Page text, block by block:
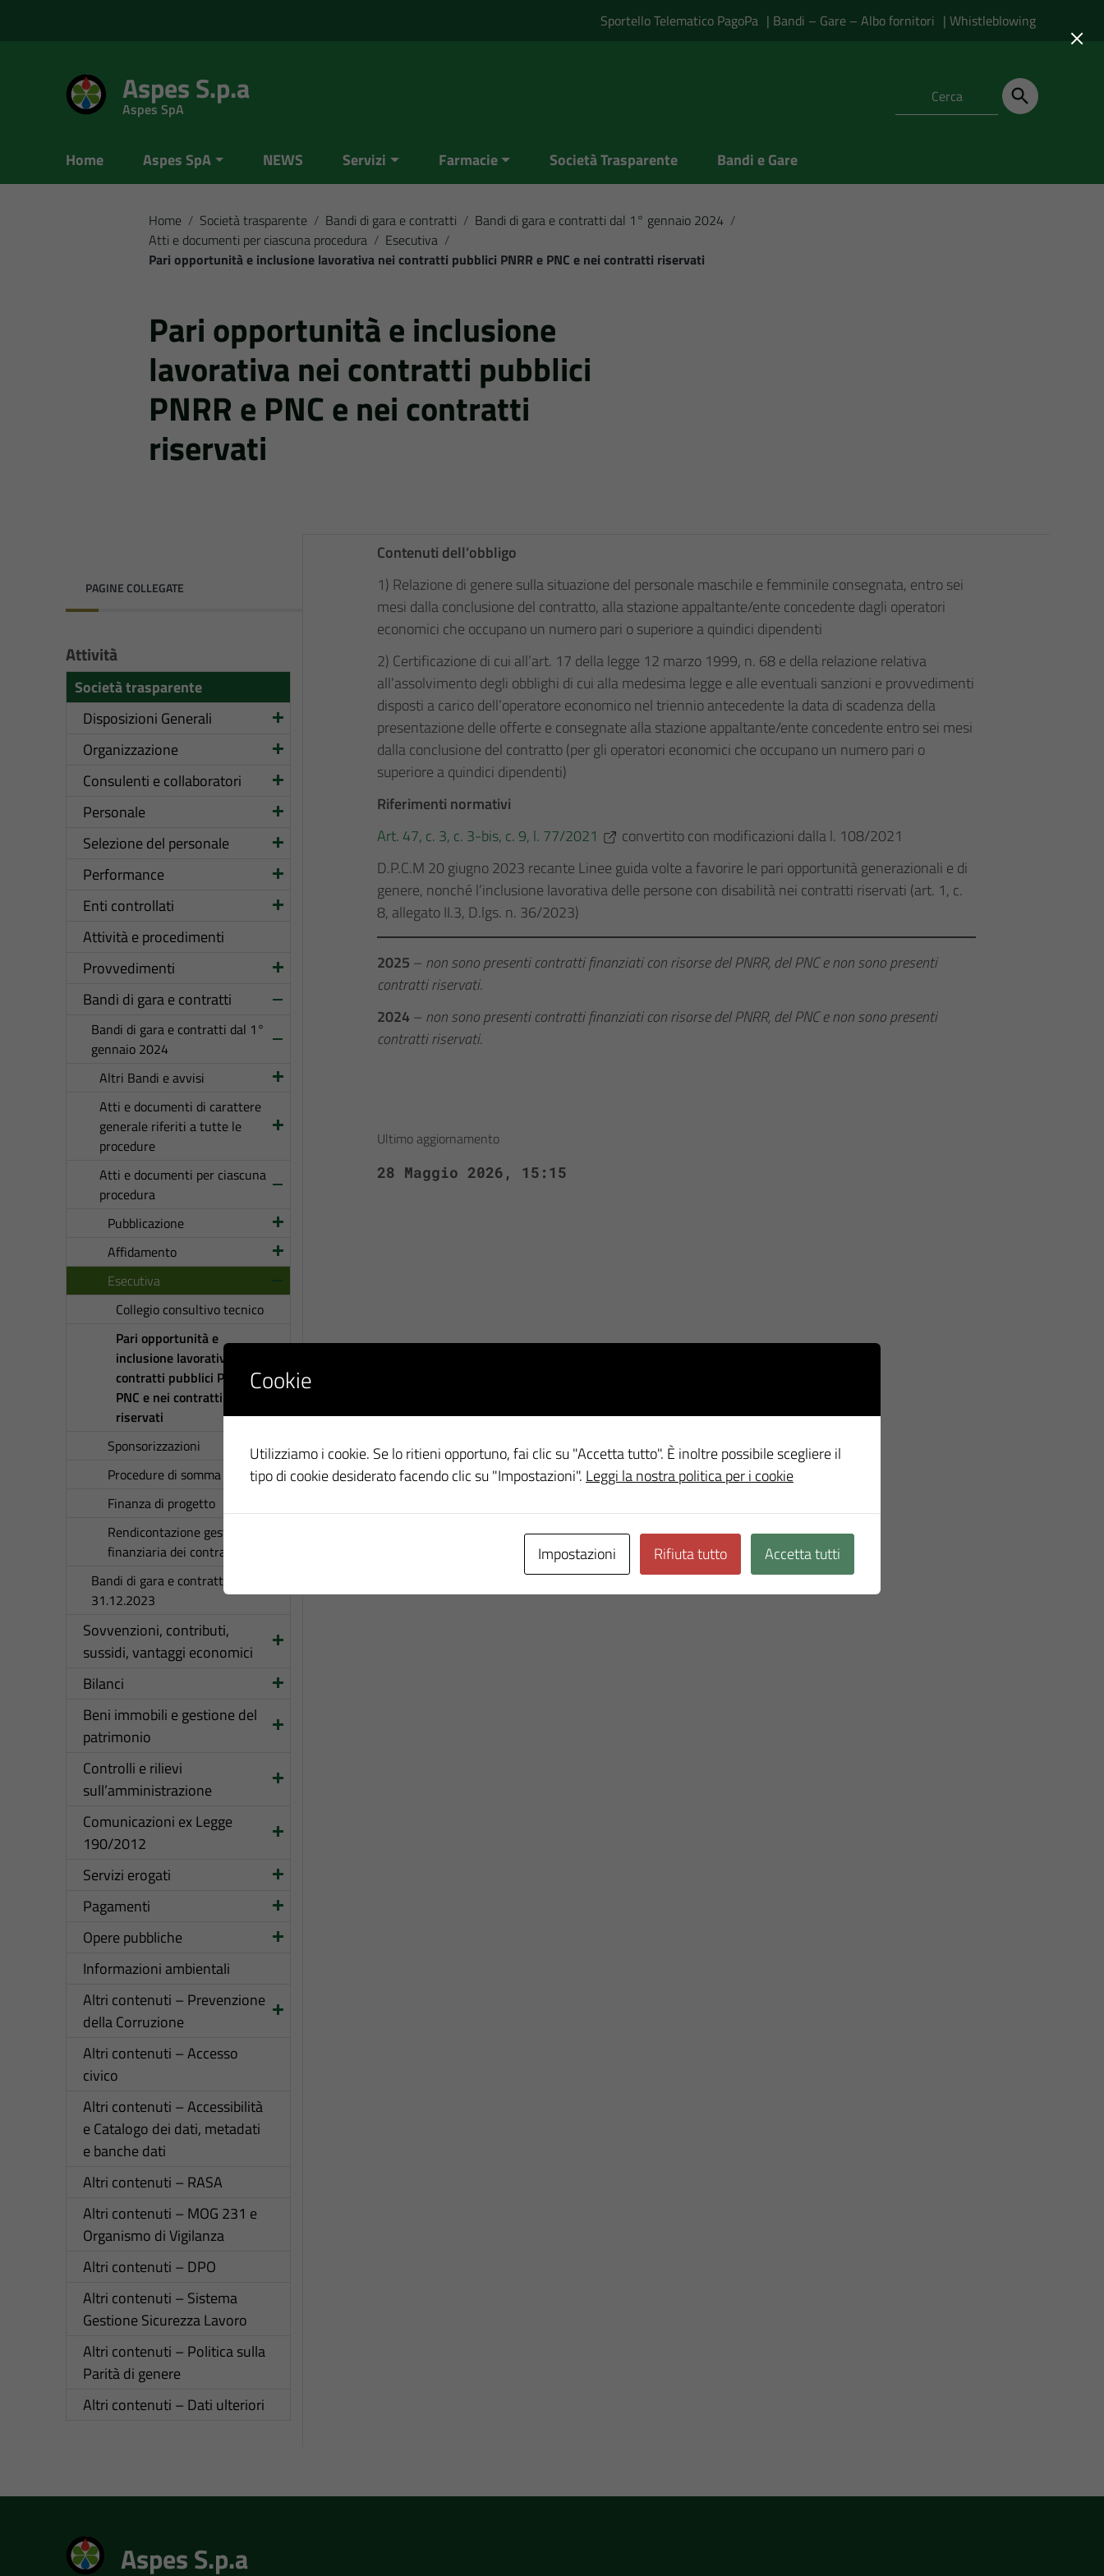
Sportello Telematico PagoPa | Bandi – Gare – Albo fornitori | Whistleblowing
Aspes S.p.a
Aspes SpA
Home Aspes SpA NEWS Servizi Farmacie Società Trasparente Bandi e Gare
Home / Società trasparente / Bandi di gara e contratti / Bandi di gara e contratti dal 1° gennaio 2024 /
Atti e documenti per ciascuna procedura / Esecutiva /
Pari opportunità e inclusione lavorativa nei contratti pubblici PNRR e PNC e nei contratti riservati
Pari opportunità e inclusione
lavorativa nei contratti pubblici
PNRR e PNC e nei contratti
riservati
PAGINE COLLEGATE
Attività
Società trasparente
Disposizioni Generali
Organizzazione
Consulenti e collaboratori
Personale
Selezione del personale
Performance
Enti controllati
Attività e procedimenti
Provvedimenti
Bandi di gara e contratti
Bandi di gara e contratti dal 1°
gennaio 2024
Altri Bandi e avvisi
Atti e documenti di carattere
generale riferiti a tutte le
procedure
Atti e documenti per ciascuna
procedura
Pubblicazione
Affidamento
Esecutiva
Collegio consultivo tecnico
Pari opportunità e
inclusione lavorativa nei
contratti pubblici PNRR e
PNC e nei contratti
riservati
Sponsorizzazioni
Procedure di somma urgenza
Finanza di progetto
Rendicontazione gestione
finanziaria dei contratti
Bandi di gara e contratti fino al
31.12.2023
Sovvenzioni, contributi,
sussidi, vantaggi economici
Bilanci
Beni immobili e gestione del
patrimonio
Controlli e rilievi
sull’amministrazione
Comunicazioni ex Legge
190/2012
Servizi erogati
Pagamenti
Opere pubbliche
Informazioni ambientali
Altri contenuti – Prevenzione
della Corruzione
Altri contenuti – Accesso
civico
Altri contenuti – Accessibilità
e Catalogo dei dati, metadati
e banche dati
Altri contenuti – RASA
Altri contenuti – MOG 231 e
Organismo di Vigilanza
Altri contenuti – DPO
Altri contenuti – Sistema
Gestione Sicurezza Lavoro
Altri contenuti – Politica sulla
Parità di genere
Altri contenuti – Dati ulteriori
Contenuti dell’obbligo
1) Relazione di genere sulla situazione del personale maschile e femminile consegnata, entro sei
mesi dalla conclusione del contratto, alla stazione appaltante/ente concedente dagli operatori
economici che occupano un numero pari o superiore a quindici dipendenti
2) Certificazione di cui all’art. 17 della legge 12 marzo 1999, n. 68 e della relazione relativa
all’assolvimento degli obblighi di cui alla medesima legge e alle eventuali sanzioni e provvedimenti
disposti a carico dell’operatore economico nel triennio antecedente la data di scadenza della
presentazione delle offerte e consegnate alla stazione appaltante/ente concedente entro sei mesi
dalla conclusione del contratto (per gli operatori economici che occupano un numero pari o
superiore a quindici dipendenti)
Riferimenti normativi
Art. 47, c. 3, c. 3-bis, c. 9, l. 77/2021
convertito con modificazioni dalla l. 108/2021
D.P.C.M 20 giugno 2023 recante Linee guida volte a favorire le pari opportunità generazionali e di
genere, nonché l’inclusione lavorativa delle persone con disabilità nei contratti riservati (art. 1, c.
8, allegato II.3, D.lgs. n. 36/2023)
2025 – non sono presenti contratti finanziati con risorse del PNRR, del PNC e non sono presenti
contratti riservati.
2024 – non sono presenti contratti finanziati con risorse del PNRR, del PNC e non sono presenti
contratti riservati.
Ultimo aggiornamento
28 Maggio 2026, 15:15
Aspes S.p.a
×
Cookie
Utilizziamo i cookie. Se lo ritieni opportuno, fai clic su "Accetta tutto". È inoltre possibile scegliere il
tipo di cookie desiderato facendo clic su "Impostazioni". Leggi la nostra politica per i cookie
Impostazioni Rifiuta tutto Accetta tutti